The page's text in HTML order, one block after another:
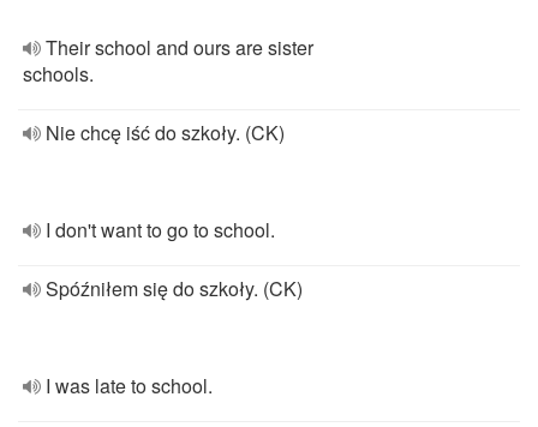
Their school and ours are sister
schools.
Nie chcę iść do szkoły. (CK)
I don't want to go to school.
Spóźniłem się do szkoły. (CK)
I was late to school.